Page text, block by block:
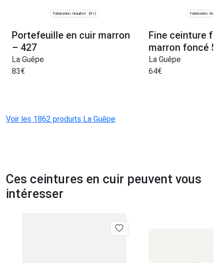
Fabrication: Graulhet (81)
Portefeuille en cuir marron
– 427
La Guêpe
83€
Fabrication:
Fine ceinture
marron foncé
La Guêpe
64€
Voir les 1862 produits La Guêpe
Ces ceintures en cuir peuvent vous
intéresser